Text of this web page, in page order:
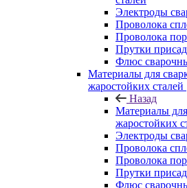
Электроды
Проволока
Проволока
Прутки
Флюс
Материалы для
жаростойких сталей
Назад
Материалы
жаростойких
Электроды
Проволока
Проволока
Прутки
Флюс